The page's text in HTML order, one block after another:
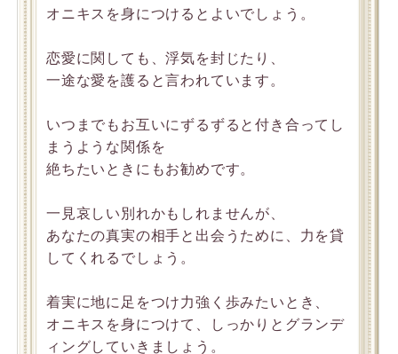
オニキスを身につけるとよいでしょう。
恋愛に関しても、浮気を封じたり、
一途な愛を護ると言われています。
いつまでもお互いにずるずると付き合ってし
まうような関係を
絶ちたいときにもお勧めです。
一見哀しい別れかもしれませんが、
あなたの真実の相手と出会うために、力を貸
してくれるでしょう。
着実に地に足をつけ力強く歩みたいとき、
オニキスを身につけて、しっかりとグランデ
ィングしていきましょう。